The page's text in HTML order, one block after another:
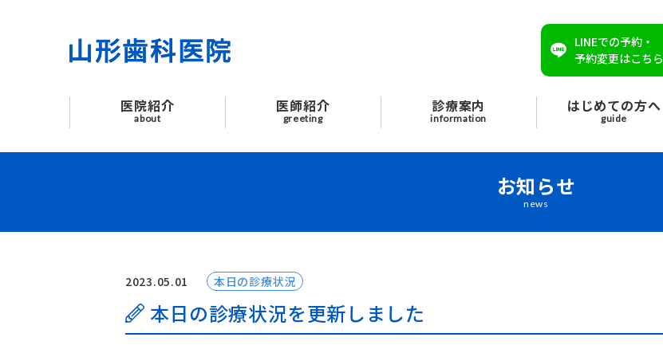
LINEでの予約・
予約変更はこちら
医院紹介
about
医師紹介
greeting
診療案内
information
はじめての方へ
guide
お知らせ
news
2023.05.01 本日の診療状況
本日の診療状況を更新しました